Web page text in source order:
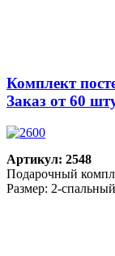
Комплект
Заказ от 60
Артикул: 2548
Подарочный
Размер: 2-спальный